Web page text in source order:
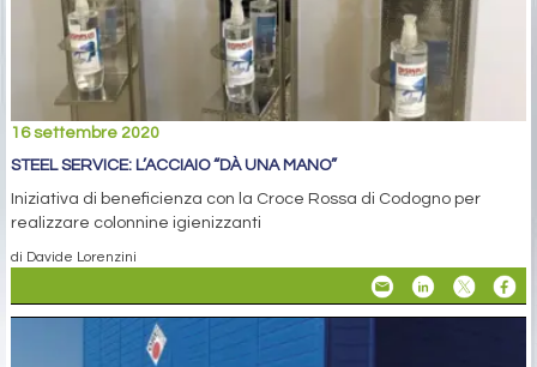
16 settembre 2020
STEEL SERVICE: L’ACCIAIO “DÀ UNA MANO”
Iniziativa di beneficienza con la Croce Rossa di Codogno per
realizzare colonnine igienizzanti
di Davide Lorenzini